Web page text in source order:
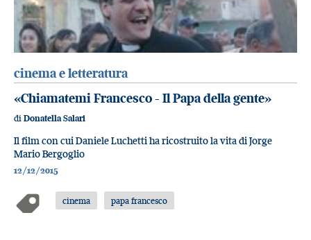
cinema e letteratura
«Chiamatemi Francesco - Il Papa della gente»
di Donatella Salari
Il film con cui Daniele Luchetti ha ricostruito la vita di Jorge
Mario Bergoglio
12/12/2015
cinema papa francesco